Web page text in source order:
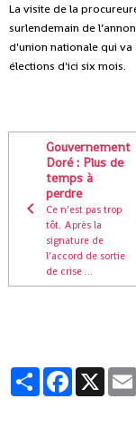
La visite de la
surlendemain de
d'union nationale qui
élections d'ici six mois.
Gouvernement
Doré : Plus de
temps à
perdre
Ce n’est pas trop
tôt. Après la
signature de
l’accord de sortie
de crise ...
PartagerFacebook
X